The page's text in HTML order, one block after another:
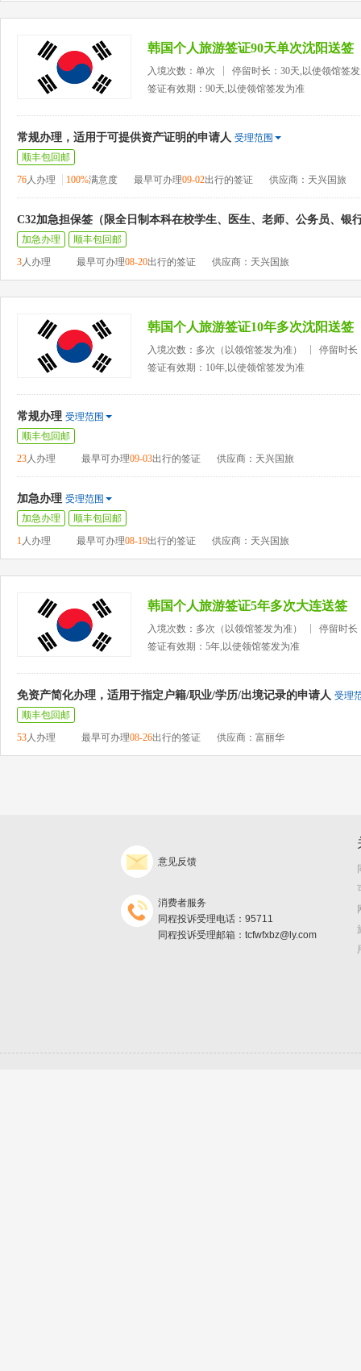
韩国个人旅游签证90天单次沈阳送签
入境次数：单次
停留时长：30天,以使领馆签
签证有效期：90天,以使领馆签发为准
常规办理，适用于可提供资产证明的申请人 受理范围
顺丰包回邮
76人办理 100%满意度 最早可办理09-02出行的签证 供应商：天兴国旅
C32加急担保签（限全日制本科在校学生、医生、老师、公务员、银
加急办理
顺丰包回邮
3人办理 最早可办理08-20出行的签证 供应商：天兴国旅
韩国个人旅游签证10年多次沈阳送签
入境次数：多次（以领馆签发为准）
停留时长
签证有效期：10年,以使领馆签发为准
常规办理 受理范围
顺丰包回邮
23人办理 最早可办理09-03出行的签证 供应商：天兴国旅
加急办理 受理范围
加急办理
顺丰包回邮
1人办理 最早可办理08-19出行的签证 供应商：天兴国旅
韩国个人旅游签证5年多次大连送签
入境次数：多次（以领馆签发为准）
停留时长
签证有效期：5年,以使领馆签发为准
免资产简化办理，适用于指定户籍/职业/学历/出境记录的申请人 受理
顺丰包回邮
53人办理 最早可办理08-26出行的签证 供应商：富丽华
意见反馈
消费者服务
同程投诉受理电话：95711
同程投诉受理邮箱：tcfwfxbz@ly.com